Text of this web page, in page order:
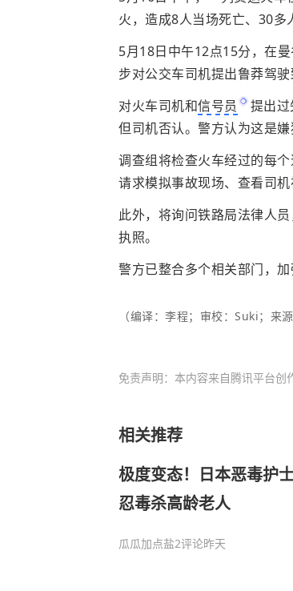
火，造成8人当场死亡、30多
5月18日中午12点15分，在
步对公交车司机提出鲁莽驾
对火车司机和信号员
提出
但司机否认。警方认为这是嫌
调查组将检查火车经过的每
请求模拟事故现场、查看司机
此外，将询问铁路局法律人
执照。
警方已整合多个相关部门，
（编译：李程；审校：Suki；来
免责声明：本内容来自腾讯平台创
相关推荐
极度变态！日本恶毒护
忍毒杀高龄老人
瓜瓜加点盐2评论昨天